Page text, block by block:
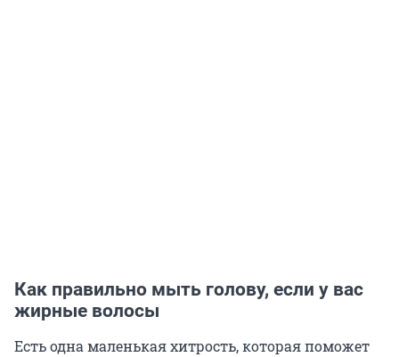
Как правильно мыть голову, если у вас
жирные волосы
Есть одна маленькая хитрость, которая поможет